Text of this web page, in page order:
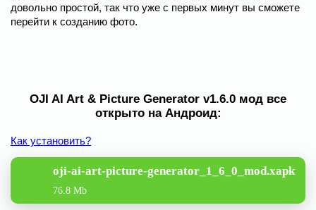
довольно простой, так что уже с первых минут вы сможете
перейти к созданию фото.
OJI AI Art & Picture Generator v1.6.0 мод все
открыто на Андроид:
Как установить?
oji-ai-art-picture-generator_1_6_0_mod.xapk
76.8 Mb